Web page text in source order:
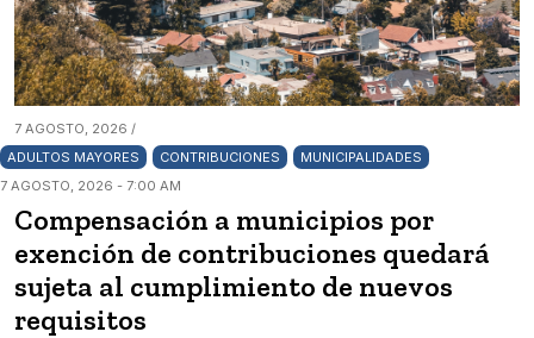
7 AGOSTO, 2026 /
ADULTOS MAYORES
CONTRIBUCIONES
MUNICIPALIDADES
7 AGOSTO, 2026 - 7:00 AM
Compensación a municipios por
exención de contribuciones quedará
sujeta al cumplimiento de nuevos
requisitos